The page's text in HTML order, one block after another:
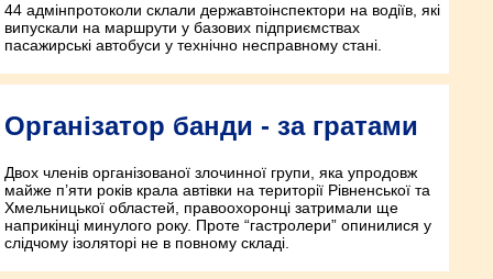
44 адмінпротоколи склали державтоінспектори на водіїв, які
випускали на маршрути у базових підприємствах
пасажирські автобуси у технічно несправному стані.
Організатор банди - за гратами
Двох членів організованої злочинної групи, яка упродовж
майже п’яти років крала автівки на території Рівненської та
Хмельницької областей, правоохоронці затримали ще
наприкінці минулого року. Проте “гастролери” опинилися у
слідчому ізоляторі не в повному складі.